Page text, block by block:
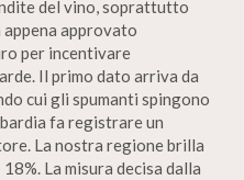
del vino, soprattutto
appena approvato
per incentivare
Il primo dato arriva da
cui gli spumanti spingono
fa registrare un
La nostra regione brilla
La misura decisa dalla